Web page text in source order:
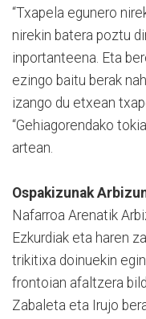
“Txapela egunero
nirekin batera poztu
inportanteena. Eta
ezingo baitu berak
izango du etxean
“Gehiagorendako
artean.
Ospakizunak
Nafarroa Arenatik
Ezkurdiak eta haren
trikitixa doinuekin
frontoian afaltzera
Zabaleta eta Irujo